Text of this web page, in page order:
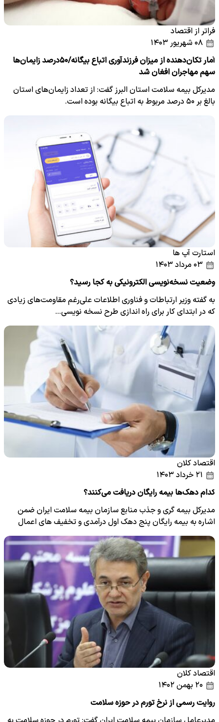
فراتر از اقتصاد
آمار تکان‌دهنده از میزان فرزندآوری اتباع بیگانه/۵۰درصد زایمان‌ها
سهم مهاجران افغان شد
مدیرکل بیمه سلامت استان البرز گفت: از تعداد زایمان‌های استان
بالغ بر ۵۰ درصد مربوط به اتباع بیگانه بوده است.
استارت آپ ها
وضعیت نسخه‌نویسی الکترونیکی به کجا رسید؟
به گفته وزیر ارتباطات و فناوری اطلاعات علی‌رغم مقاومت‌های زیادی
که در ابتدای کار برای راه اندازی طرح نسخه نویسی…
اقتصاد کلان
کدام دهک‌ها بیمه رایگان دریافت می‌کنند؟
مدیرکل بیمه گری و جذب منابع سازمان بیمه سلامت ایران ضمن
اشاره به بیمه رایگان پنج دهک اول درآمدی و تخفیف های اعمال
شده…
اقتصاد کلان
روایت رسمی از نرخ تورم در حوزه سلامت